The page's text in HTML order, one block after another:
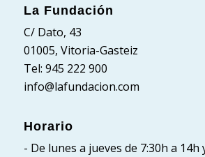
La Fundación
C/ Dato, 43
01005, Vitoria-Gasteiz
Tel: 945 222 900
info@lafundacion.com
Horario
- De lunes a jueves de 7:30h a 14h